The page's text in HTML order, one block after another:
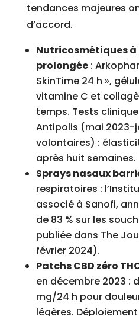
tendances majeures
d’accord.
Nutricosmétiques
prolongée:
SkinTime 24 h »,
vitamine C et
temps. Tests
Antipolis (mai 2023-
volontaires) :
après huit semaines.
Sprays nasaux
respiratoires :
associé à Sanofi,
de 83 % sur les
publiée dans The
février 2024).
Patchs CBD zéro
en décembre 2023 :
mg/24 h pour
légères.